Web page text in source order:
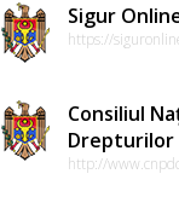
Sigur
https://
Consiliul
Drepturilor
http://